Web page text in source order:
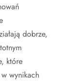
dobrze,
które
wynikach